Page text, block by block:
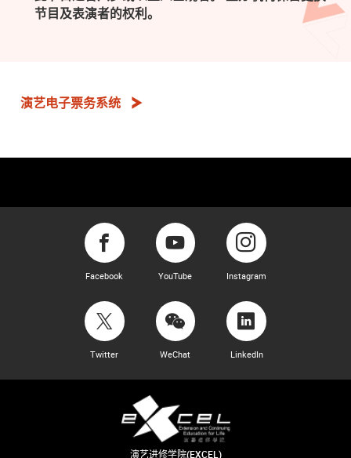
节目及表演者的权利。
演艺电子票务系统
Facebook YouTube Instagram
Twitter WeChat LinkedIn
演艺进修学院(EXCEL)